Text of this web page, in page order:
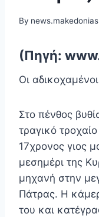
By
(Πηγή:
Οι
Στο πένθος
τραγικό
17χρονος γιος
μεσημέρι της
μηχανή στην
Πάτρας. Η
του και